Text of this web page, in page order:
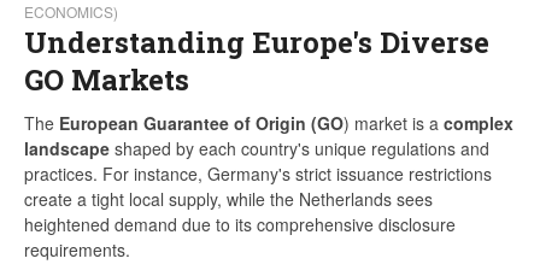
ECONOMICS)
Understanding Europe's Diverse
GO Markets
The European Guarantee of Origin (GO) market is a complex
landscape shaped by each country's unique regulations and
practices. For instance, Germany's strict issuance restrictions
create a tight local supply, while the Netherlands sees
heightened demand due to its comprehensive disclosure
requirements.